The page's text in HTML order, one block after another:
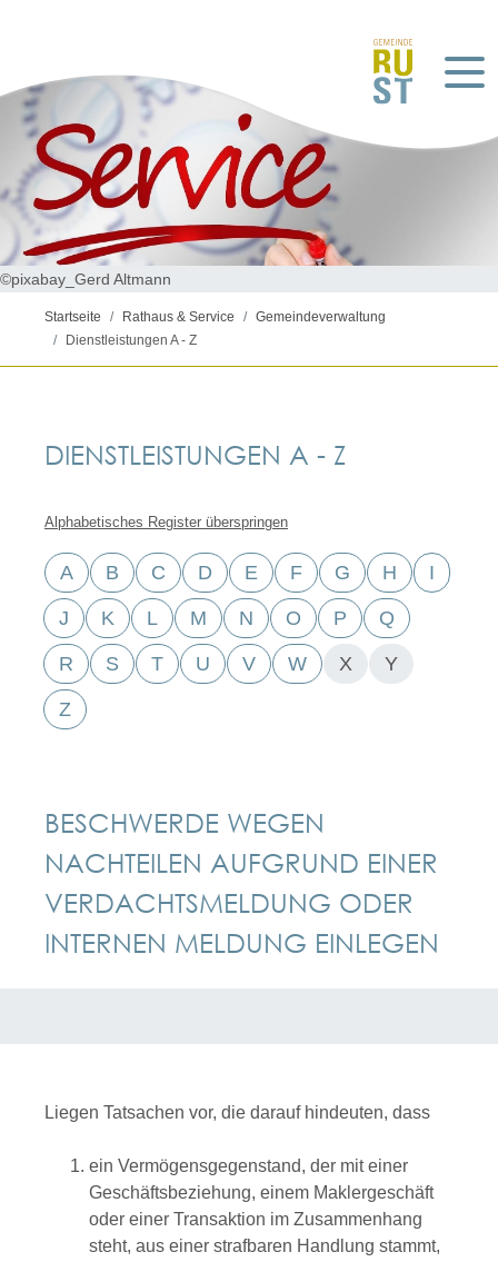
©pixabay_Gerd Altmann
Startseite Rathaus & Service
Gemeindeverwaltung
Dienstleistungen A - Z
DIENSTLEISTUNGEN A - Z
Alphabetisches Register überspringen
A B C D E F G H I
J K L M N O P Q
R S T U V W X Y
Z
BESCHWERDE WEGEN
NACHTEILEN AUFGRUND EINER
VERDACHTSMELDUNG ODER
INTERNEN MELDUNG EINLEGEN
Liegen Tatsachen vor, die darauf hindeuten, dass
ein Vermögensgegenstand, der mit einer
Geschäftsbeziehung, einem Maklergeschäft
oder einer Transaktion im Zusammenhang
steht, aus einer strafbaren Handlung stammt,